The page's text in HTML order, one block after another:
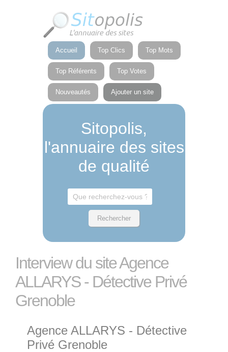
Accueil Top Clics Top Mots
Top Référents Top Votes
Nouveautés Ajouter un site
Sitopolis,
l'annuaire des sites
de qualité
Interview du site Agence
ALLARYS - Détective Privé
Grenoble
Agence ALLARYS - Détective
Privé Grenoble